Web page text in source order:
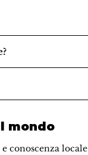
mondo
conoscenza locale